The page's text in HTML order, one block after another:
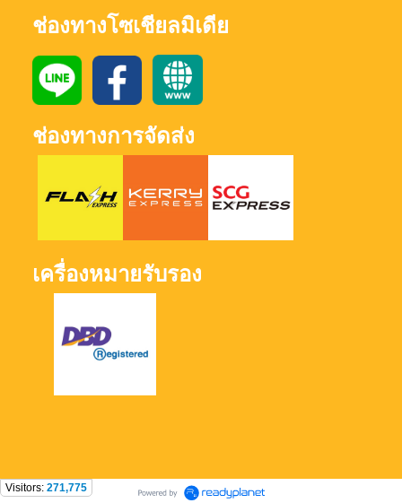
ช่องทางโซเชียลมิเดีย
ช่องทางการจัดส่ง
เครื่องหมายรับรอง
Visitors: 271,775